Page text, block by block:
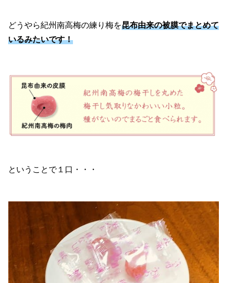
どうやら紀州南高梅の練り梅を昆布由来の被膜でまとめて
いるみたいです！
ということで１口・・・